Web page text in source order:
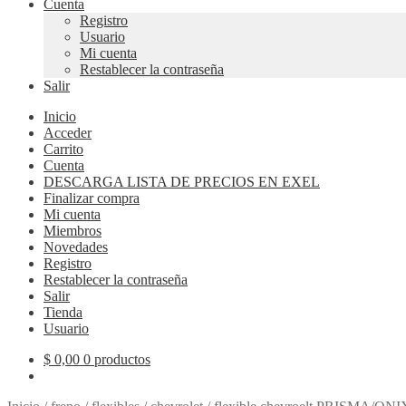
Cuenta
Registro
Usuario
Mi cuenta
Restablecer la contraseña
Salir
Inicio
Acceder
Carrito
Cuenta
DESCARGA LISTA DE PRECIOS EN EXEL
Finalizar compra
Mi cuenta
Miembros
Novedades
Registro
Restablecer la contraseña
Salir
Tienda
Usuario
$ 0,00 0 productos